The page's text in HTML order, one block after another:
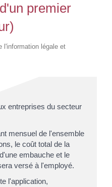
premier
l'information légale et
entreprises du secteur
mensuel de l'ensemble
le coût total de la
embauche et le
versé à l'employé.
l'application,